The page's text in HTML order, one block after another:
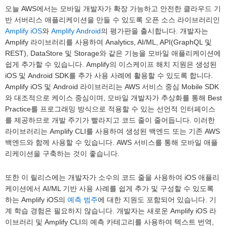
오늘 AWS에서는 모바일 개발자가 확장 가능하고 안전한 클라우드 기
반 서버리스 애플리케이션을 만들 수 있도록 오픈 소스 라이브러리인
Amplify iOS와 Amplify Android의 평가판을 출시합니다. 개발자는
Amplify 라이브러리를 사용하여 Analytics, AI/ML, API(GraphQL 및
REST), DataStore 및 Storage와 같은 기능을 모바일 애플리케이션에
쉽게 추가할 수 있습니다. Amplify의 이스케이프 해치 지원은 생성된
iOS 및 Android SDK를 추가 사용 사례에 활용할 수 있도록 합니다.
Amplify iOS 및 Android 라이브러리는 AWS 서비스 중심 Mobile SDK
와 대조적으로 케이스 중심이며, 모바일 개발자가 추상화를 통해 Best
Practice를 프로그래밍 방식으로 적용할 수 있는 선언적 인터페이스
를 제공하므로 개발 주기가 빨라지고 코드 줄이 줄어듭니다. 이러한
라이브러리는 Amplify CLI를 사용하여 생성된 백엔드 또는 기존 AWS
백엔드와 함께 사용할 수 있습니다. AWS 서비스를 통해 모바일 애플
리케이션을 구축하는 것이 좋습니다.
또한 이 릴리스에는 개발자가 소수의 코드 줄을 사용하여 iOS 애플리
케이션에서 AI/ML 기반 사용 사례를 쉽게 추가 및 구성할 수 있도록
하는 Amplify iOS의 예측 범주에 대한 지원도 포함되어 있습니다. 기
계 학습 경험은 필요하지 않습니다. 개발자는 새로운 Amplify iOS 라
이브러리 및 Amplify CLI의 예측 카테고리를 사용하여 텍스트 번역,